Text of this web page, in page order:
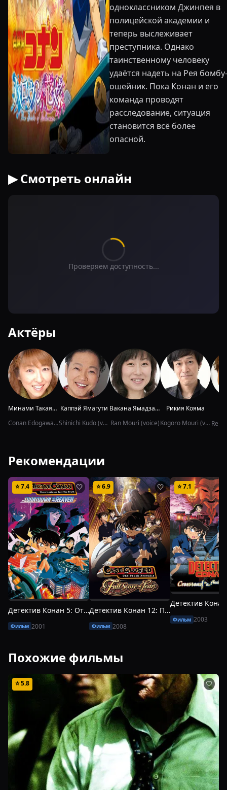
одноклассником Джинпея в
полицейской академии и
теперь выслеживает
преступника. Однако
таинственному человеку
удаётся надеть на Рея бомбу-
ошейник. Пока Конан и его
команда проводят
расследование, ситуация
становится всё более
опасной.
▶ Смотреть онлайн
Проверяем доступность...
Актёры
Минами Такаяма
Conan Edogawa (voice)
Каппэй Ямагути
Shinichi Kudo (voice)
Вакана Ямадзаки
Ran Mouri (voice)
Рикия Кояма
Kogoro Mouri (voice) Rei
Рекомендации
⭐7.4 🤍
Детектив Конан 5: Отсчет до Небес
Фильм 2001
⭐6.9 🤍
Детектив Конан 12: Партитура, вызывающая трепет
Фильм 2008
⭐7.1
Фильм 2003
Похожие фильмы
⭐5.8 🤍